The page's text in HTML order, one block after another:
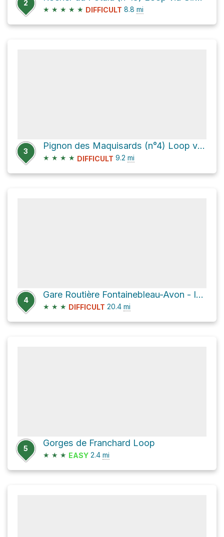
2
★ ★ ★ ★ ★ DIFFICULT 8.8 mi
3
Pignon des Maquisards (n°4) Loop via Circuit des 25 Bosses
★ ★ ★ ★ DIFFICULT 9.2 mi
4
Gare Routière Fontainebleau-Avon - Information Bus
★ ★ ★ DIFFICULT 20.4 mi
5
Gorges de Franchard Loop
★ ★ ★ EASY 2.4 mi